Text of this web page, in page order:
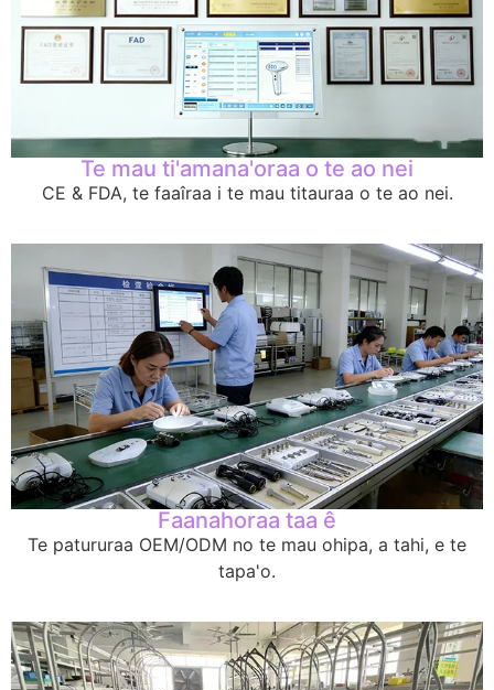
Te mau ti'amana'oraa o te ao nei
CE & FDA, te faaîraa i te mau titauraa o te ao nei.
Faanahoraa taa ê
Te patururaa OEM/ODM no te mau ohipa, a tahi, e te
tapa'o.